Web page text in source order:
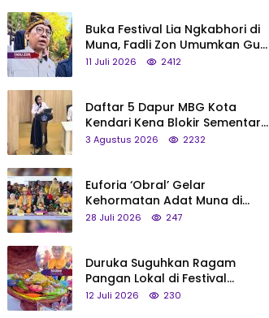
Buka Festival Lia Ngkabhori di
Muna, Fadli Zon Umumkan Gua
Metanduno Segera Naik Status
11 Juli 2026 2412
Daftar 5 Dapur MBG Kota
Kendari Kena Blokir Sementara
dari Pusat
3 Agustus 2026 2232
Euforia ‘Obral’ Gelar
Kehormatan Adat Muna di
Silaturahmi KKMM, Ridwan Bae:
28 Juli 2026 247
Duruka Suguhkan Ragam
Pangan Lokal di Festival
Liangkobhori, Dari Umbi Rebus
12 Juli 2026 230